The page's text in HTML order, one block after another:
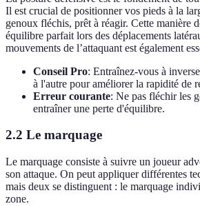
Il est crucial de positionner vos pieds à la
genoux fléchis, prêt à réagir. Cette manière
équilibre parfait lors des déplacements
mouvements de l’attaquant est également
Conseil Pro: Entraînez-vous à
à l'autre pour améliorer la rapidité de
Erreur courante: Ne pas fléchir les
entraîner une perte d'équilibre.
2.2 Le marquage
Le marquage consiste à suivre un joueur
son attaque. On peut appliquer différentes
mais deux se distinguent : le marquage
zone.